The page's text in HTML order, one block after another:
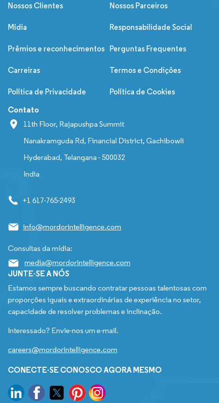
Nossos Clientes Nossos Parceiros
Mídia Responsabilidade Social
Prêmios e reconhecimentos Perguntas Frequentes
Carreiras Termos e Condições
Política de Privacidade Política de Cookies
Contato
11th Floor, Rajapushpa Summit
Nanakramguda Rd, Financial District, Gachibowli
Hyderabad, Telangana - 500032
India
+1 617-765-2493
info@mordorintelligence.com
Consultas da mídia:
media@mordorintelligence.com
JUNTE-SE A NÓS
Estamos sempre buscando contratar pessoas talentosas com
proporções iguais e extraordinárias de experiência no setor,
capacidade de resolver problemas e inclinação.
Interessado? Envie-nos um e-mail.
careers@mordorintelligence.com
CONECTE-SE CONOSCO AGORA MESMO